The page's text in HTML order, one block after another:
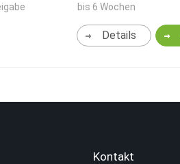
bis 6 Wochen
Details
Kontakt